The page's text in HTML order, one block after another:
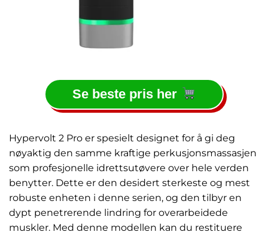
Se beste pris her
Hypervolt 2 Pro er spesielt designet for å gi deg
nøyaktig den samme kraftige perkusjonsmassasjen
som profesjonelle idrettsutøvere over hele verden
benytter. Dette er den desidert sterkeste og mest
robuste enheten i denne serien, og den tilbyr en
dypt penetrerende lindring for overarbeidede
muskler. Med denne modellen kan du restituere